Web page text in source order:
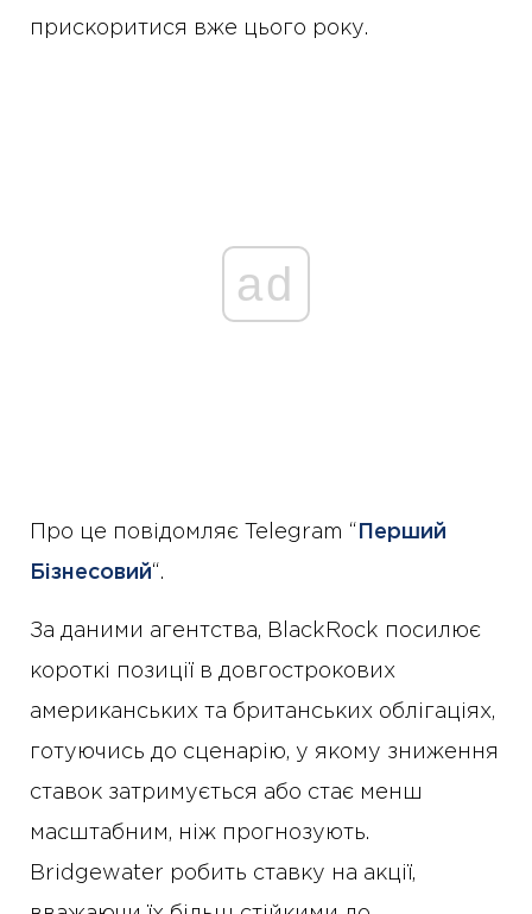
прискоритися вже цього року.
ad
Про це повідомляє Telegram “ Перший
Бізнесовий“.
За даними агентства, BlackRock посилює
короткі позиції в довгострокових
американських та британських облігаціях,
готуючись до сценарію, у якому зниження
ставок затримується або стає менш
масштабним, ніж прогнозують.
Bridgewater робить ставку на акції,